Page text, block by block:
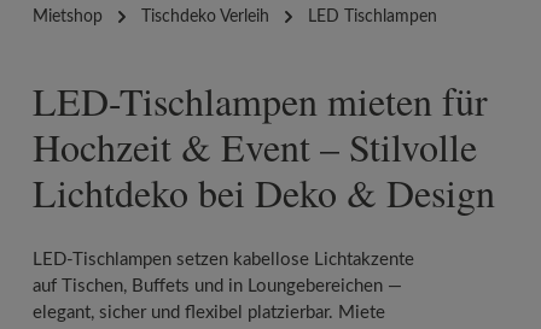
Mietshop Tischdeko Verleih LED Tischlampen
LED-Tischlampen mieten für
Hochzeit & Event – Stilvolle
Lichtdeko bei Deko & Design
LED-Tischlampen setzen kabellose Lichtakzente
auf Tischen, Buffets und in Loungebereichen —
elegant, sicher und flexibel platzierbar. Miete